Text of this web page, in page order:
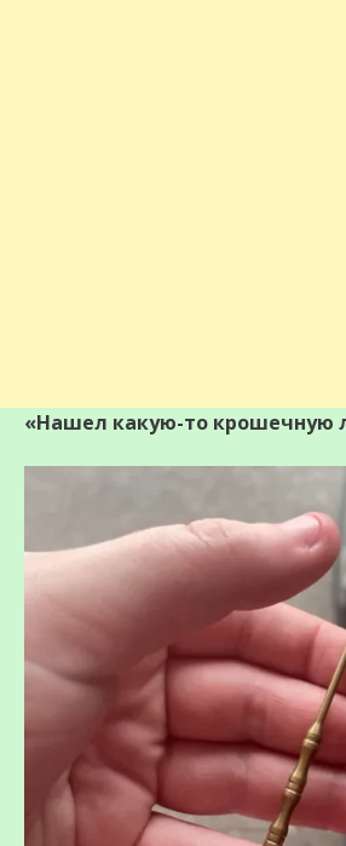
«Нашел какую-то крошечную